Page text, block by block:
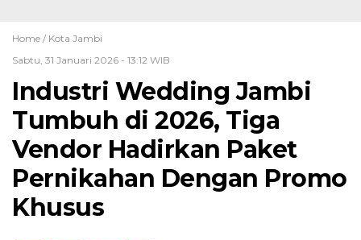
Home / Kota Jambi
Sabtu, 31 Januari 2026 - 13:12 WIB
Industri Wedding Jambi
Tumbuh di 2026, Tiga
Vendor Hadirkan Paket
Pernikahan Dengan Promo
Khusus